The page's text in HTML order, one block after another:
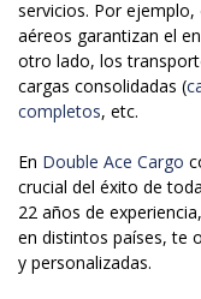
servicios. Por
aéreos garantizan el
otro lado, los
cargas consolidadas (
completos, etc.
En Double Ace Cargo
crucial del éxito de
22 años de
en distintos países, te
y personalizadas.